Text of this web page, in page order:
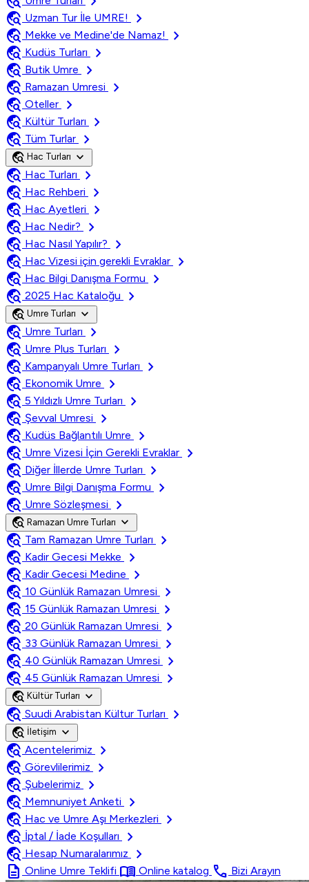
travel_explore Uzman Tur İle UMRE!
chevron_right
travel_explore Mekke ve Medine'de Namaz!
chevron_right
travel_explore Kudüs Turları
chevron_right
travel_explore Butik Umre
chevron_right
travel_explore Ramazan Umresi
chevron_right
travel_explore Oteller
chevron_right
travel_explore Kültür Turları
chevron_right
travel_explore Tüm Turlar chevron_right
travel_explore Hac Turları expand_more
travel_explore Hac Turları
chevron_right
travel_explore Hac Rehberi
chevron_right
travel_explore Hac Ayetleri
chevron_right
travel_explore Hac Nedir?
chevron_right
travel_explore Hac Nasıl Yapılır?
chevron_right
travel_explore Hac Vizesi için gerekli Evraklar
chevron_right
travel_explore Hac Bilgi Danışma Formu
chevron_right
travel_explore 2025 Hac Kataloğu chevron_right
travel_explore Umre Turları expand_more
travel_explore Umre Turları
chevron_right
travel_explore Umre Plus Turları
chevron_right
travel_explore Kampanyalı Umre Turları
chevron_right
travel_explore Ekonomik Umre
chevron_right
travel_explore 5 Yıldızlı Umre Turları
chevron_right
travel_explore Şevval Umresi
chevron_right
travel_explore Kudüs Bağlantılı Umre
chevron_right
travel_explore Umre Vizesi İçin Gerekli Evraklar
chevron_right
travel_explore Diğer İllerde Umre Turları
chevron_right
travel_explore Umre Bilgi Danışma Formu
chevron_right
travel_explore Umre Sözleşmesi chevron_right
travel_explore Ramazan Umre Turları expand_more
travel_explore Tam Ramazan Umre Turları
chevron_right
travel_explore Kadir Gecesi Mekke
chevron_right
travel_explore Kadir Gecesi Medine
chevron_right
travel_explore 10 Günlük Ramazan Umresi
chevron_right
travel_explore 15 Günlük Ramazan Umresi
chevron_right
travel_explore 20 Günlük Ramazan Umresi
chevron_right
travel_explore 33 Günlük Ramazan Umresi
chevron_right
travel_explore 40 Günlük Ramazan Umresi
chevron_right
travel_explore 45 Günlük Ramazan Umresi chevron_right
travel_explore Kültür Turları expand_more
travel_explore Suudi Arabistan Kültur Turları chevron_right
travel_explore İletişim expand_more
travel_explore Acentelerimiz
chevron_right
travel_explore Görevlilerimiz
chevron_right
travel_explore Şubelerimiz
chevron_right
travel_explore Memnuniyet Anketi
chevron_right
travel_explore Hac ve Umre Aşı Merkezleri
chevron_right
travel_explore İptal / İade Koşulları
chevron_right
travel_explore Hesap Numaralarımız
chevron_right
description Online Umre Teklifi menu_book Online katalog call Bizi Arayın